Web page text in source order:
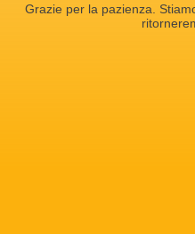
Grazie per la pazienza.